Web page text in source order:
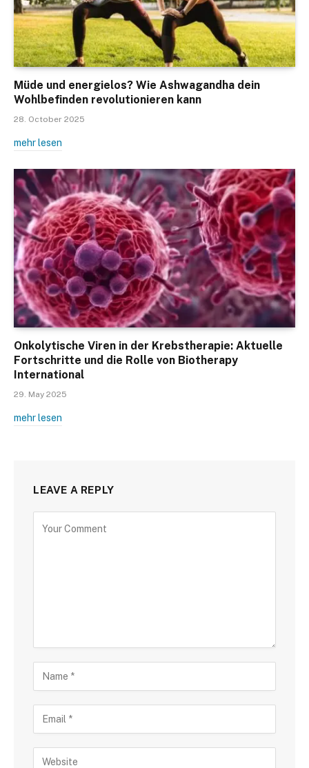
Müde und energielos? Wie Ashwagandha dein
Wohlbefinden revolutionieren kann
28. October 2025
mehr lesen
Onkolytische Viren in der Krebstherapie: Aktuelle
Fortschritte und die Rolle von Biotherapy
International
29. May 2025
mehr lesen
LEAVE A REPLY